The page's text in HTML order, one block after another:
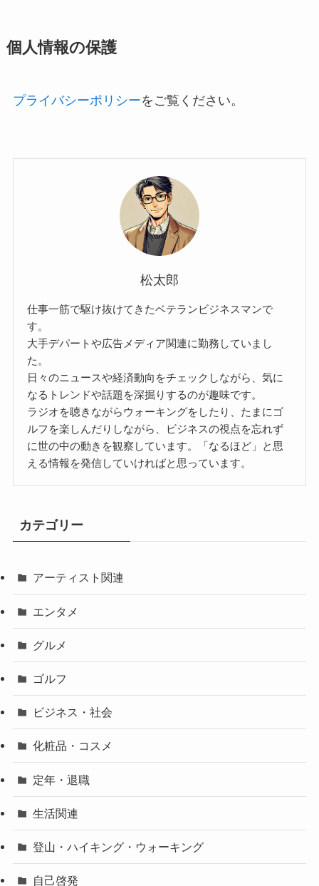
個人情報の保護
プライバシーポリシーをご覧ください。
松太郎
仕事一筋で駆け抜けてきたベテランビジネスマンで
す。
大手デパートや広告メディア関連に勤務していまし
た。
日々のニュースや経済動向をチェックしながら、気に
なるトレンドや話題を深掘りするのが趣味です。
ラジオを聴きながらウォーキングをしたり、たまにゴ
ルフを楽しんだりしながら、ビジネスの視点を忘れず
に世の中の動きを観察しています。「なるほど」と思
える情報を発信していければと思っています。
カテゴリー
アーティスト関連
エンタメ
グルメ
ゴルフ
ビジネス・社会
化粧品・コスメ
定年・退職
生活関連
登山・ハイキング・ウォーキング
自己啓発